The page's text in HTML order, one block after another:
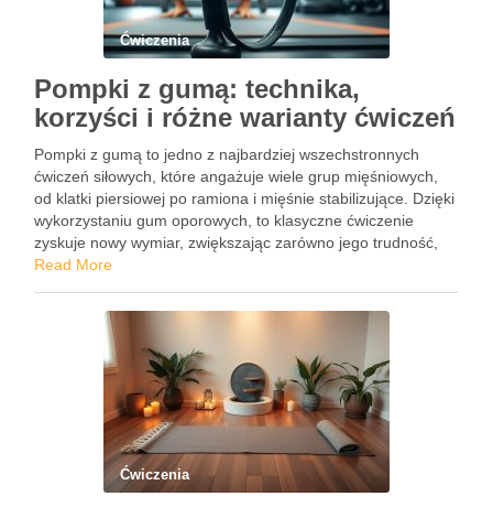
Ćwiczenia
Pompki z gumą: technika,
korzyści i różne warianty ćwiczeń
Pompki z gumą to jedno z najbardziej wszechstronnych
ćwiczeń siłowych, które angażuje wiele grup mięśniowych,
od klatki piersiowej po ramiona i mięśnie stabilizujące. Dzięki
wykorzystaniu gum oporowych, to klasyczne ćwiczenie
zyskuje nowy wymiar, zwiększając zarówno jego trudność,
jak i efektywność. Choć mogą wydawać się skomplikowane,
Read More
Ćwiczenia